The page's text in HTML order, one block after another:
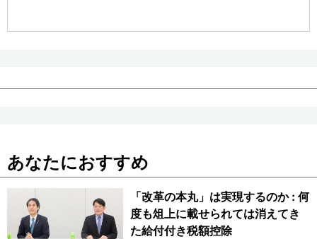
あなたにおすすめ
「改革の本丸」は実現するのか : 何
度も俎上に載せられては消えてき
た給付付き税額控除